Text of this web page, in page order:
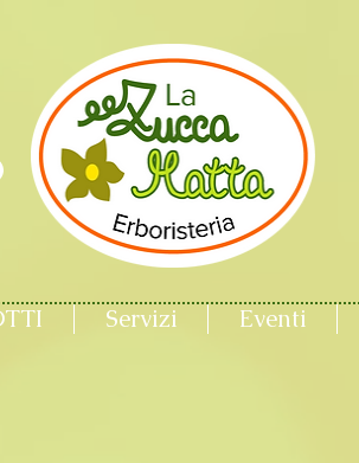
Servizi Eventi